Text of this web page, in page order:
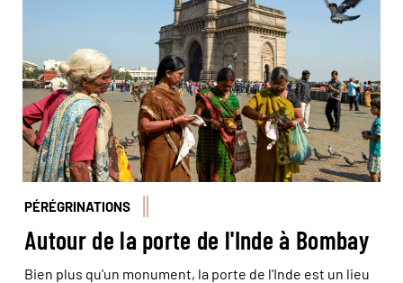
PÉRÉGRINATIONS
Autour de la porte de l'Inde à Bombay
Bien plus qu'un monument, la porte de l'Inde est un lieu